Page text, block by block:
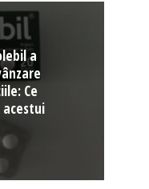
a
Ce
acestui